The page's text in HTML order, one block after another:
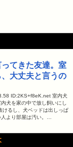
てきた友達。室
大丈夫と言うの
ID:2KS+f8eK.net 室内犬
犬を家の中で放し飼いにし
けるし、犬ベッドは出しっぱ
より部屋は汚い。…